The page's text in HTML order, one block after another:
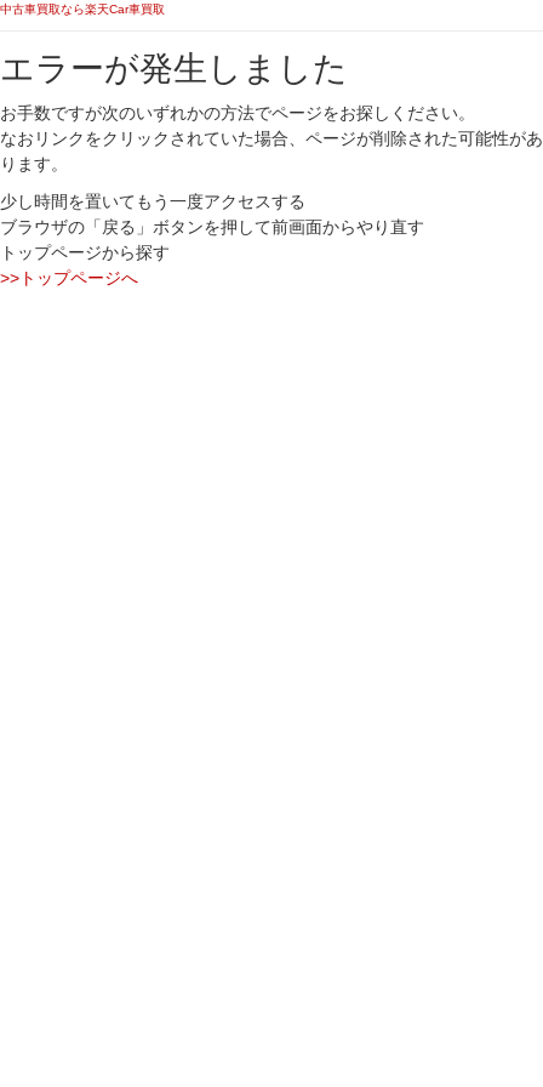
中古車買取なら楽天Car車買取
エラーが発生しました
お手数ですが次のいずれかの方法でページをお探しください。
なおリンクをクリックされていた場合、ページが削除された可能性があ
ります。
少し時間を置いてもう一度アクセスする
ブラウザの「戻る」ボタンを押して前画面からやり直す
トップページから探す
>>トップページへ